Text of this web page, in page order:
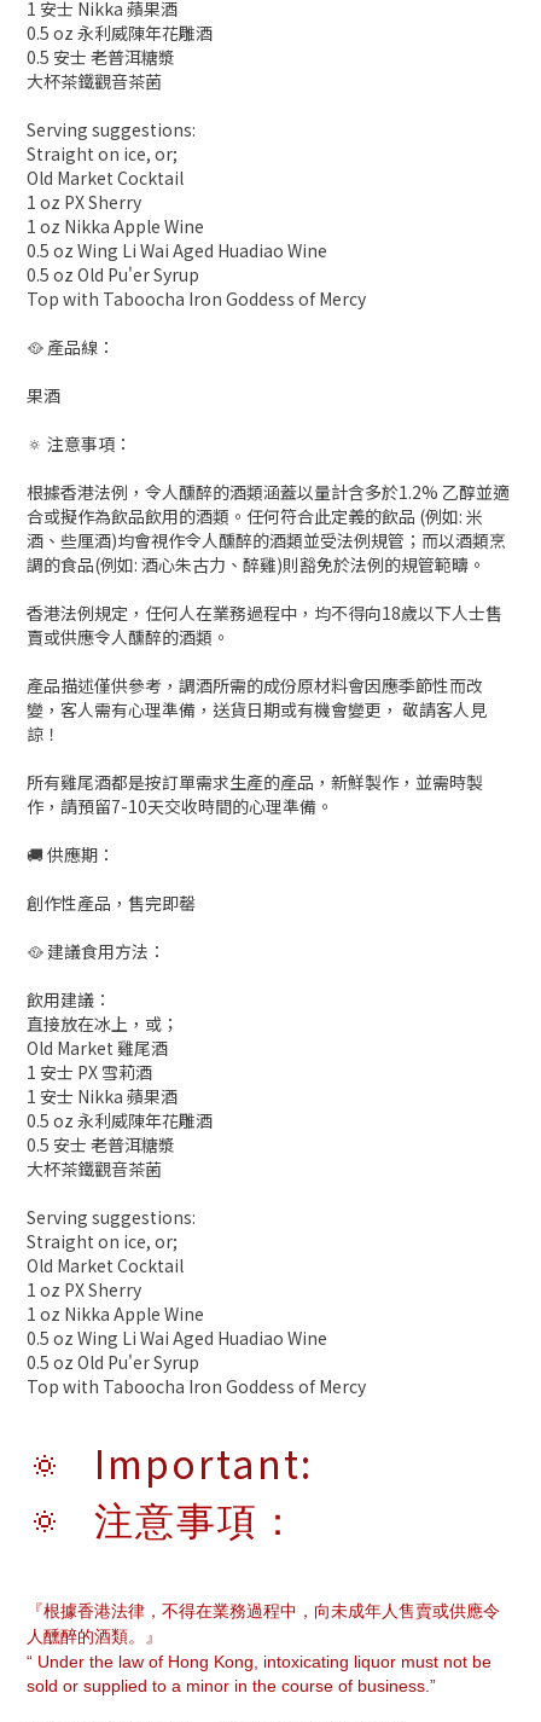
1 安士 Nikka 蘋果酒
0.5 oz 永利威陳年花雕酒
0.5 安士 老普洱糖漿
大杯茶鐵觀音茶菌
Serving suggestions:
Straight on ice, or;
Old Market Cocktail
1 oz PX Sherry
1 oz Nikka Apple Wine
0.5 oz Wing Li Wai Aged Huadiao Wine
0.5 oz Old Pu'er Syrup
Top with Taboocha Iron Goddess of Mercy
🥘 產品線：
果酒
🔅 注意事項：
根據香港法例，令人醺醉的酒類涵蓋以量計含多於1.2% 乙醇並適
合或擬作為飲品飲用的酒類。任何符合此定義的飲品 (例如: 米
酒、些厘酒)均會視作令人醺醉的酒類並受法例規管；而以酒類烹
調的食品(例如: 酒心朱古力、醉雞)則豁免於法例的規管範疇。
香港法例規定，任何人在業務過程中，均不得向18歲以下人士售
賣或供應令人醺醉的酒類。
產品描述僅供參考，調酒所需的成份原材料會因應季節性而改
變，客人需有心理準備，送貨日期或有機會變更， 敬請客人見
諒！
所有雞尾酒都是按訂單需求生產的產品，新鮮製作，並需時製
作，請預留7-10天交收時間的心理準備。
🚚 供應期：
創作性產品，售完即罄
🥘 建議食用方法：
飲用建議：
直接放在冰上，或；
Old Market 雞尾酒
1 安士 PX 雪莉酒
1 安士 Nikka 蘋果酒
0.5 oz 永利威陳年花雕酒
0.5 安士 老普洱糖漿
大杯茶鐵觀音茶菌
Serving suggestions:
Straight on ice, or;
Old Market Cocktail
1 oz PX Sherry
1 oz Nikka Apple Wine
0.5 oz Wing Li Wai Aged Huadiao Wine
0.5 oz Old Pu'er Syrup
Top with Taboocha Iron Goddess of Mercy
🔅 Important:
🔅 注意事項：
『根據香港法律，不得在業務過程中，向未成年人售賣或供應令
人醺醉的酒類。』
“ Under the law of Hong Kong, intoxicating liquor must not be
sold or supplied to a minor in the course of business.”